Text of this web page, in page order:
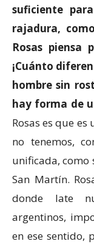
suficiente
rajadura,
Rosas piensa
¡Cuánto
hombre sin
hay forma de
Rosas es que
no tenemos,
unificada, como
San Martín.
donde late
argentinos,
en ese sentido,